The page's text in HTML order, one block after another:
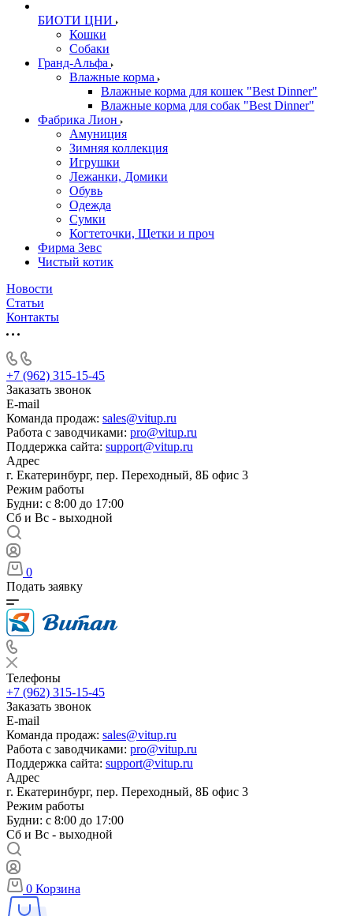
БИОТИ ЦНИ
Кошки
Собаки
Гранд-Альфа
Влажные корма
Влажные корма для кошек "Best Dinner"
Влажные корма для собак "Best Dinner"
Фабрика Лион
Амуниция
Зимняя коллекция
Игрушки
Лежанки, Домики
Обувь
Одежда
Сумки
Когтеточки, Щетки и проч
Фирма Зевс
Чистый котик
Новости
Статьи
Контакты
+7 (962) 315-15-45
Заказать звонок
E-mail
Команда продаж: sales@vitup.ru
Работа с заводчиками: pro@vitup.ru
Поддержка сайта: support@vitup.ru
Адрес
г. Екатеринбург, пер. Переходный, 8Б офис 3
Режим работы
Будни: с 8:00 до 17:00
Сб и Вс - выходной
0
Подать заявку
Телефоны
+7 (962) 315-15-45
Заказать звонок
E-mail
Команда продаж: sales@vitup.ru
Работа с заводчиками: pro@vitup.ru
Поддержка сайта: support@vitup.ru
Адрес
г. Екатеринбург, пер. Переходный, 8Б офис 3
Режим работы
Будни: с 8:00 до 17:00
Сб и Вс - выходной
0 Корзина